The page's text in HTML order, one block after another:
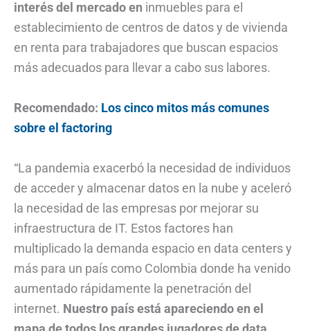
interés del mercado en inmuebles para el
establecimiento de centros de datos y de vivienda
en renta para trabajadores que buscan espacios
más adecuados para llevar a cabo sus labores.
Recomendado: Los cinco mitos más comunes
sobre el factoring
“La pandemia exacerbó la necesidad de individuos
de acceder y almacenar datos en la nube y aceleró
la necesidad de las empresas por mejorar su
infraestructura de IT. Estos factores han
multiplicado la demanda espacio en data centers y
más para un país como Colombia donde ha venido
aumentado rápidamente la penetración del
internet. Nuestro país está apareciendo en el